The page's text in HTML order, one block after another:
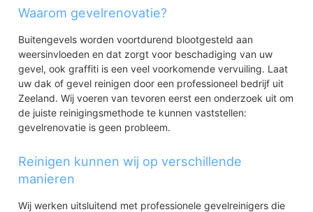
Waarom gevelrenovatie?
Buitengevels worden voortdurend blootgesteld aan
weersinvloeden en dat zorgt voor beschadiging van uw
gevel, ook graffiti is een veel voorkomende vervuiling. Laat
uw dak of gevel reinigen door een professioneel bedrijf uit
Zeeland. Wij voeren van tevoren eerst een onderzoek uit om
de juiste reinigingsmethode te kunnen vaststellen:
gevelrenovatie is geen probleem.
Reinigen kunnen wij op verschillende
manieren
Wij werken uitsluitend met professionele gevelreinigers die